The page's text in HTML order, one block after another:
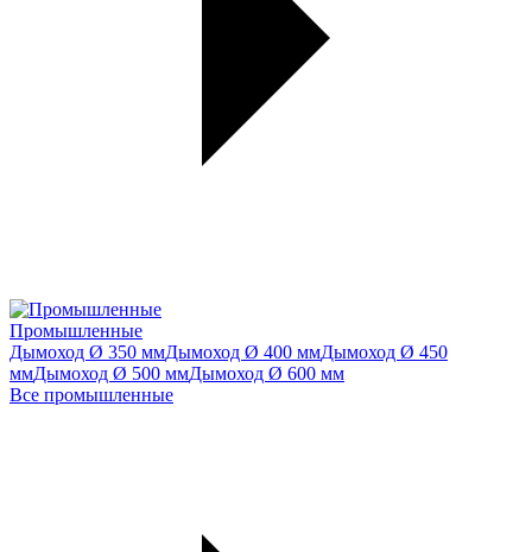
Промышленные
Дымоход Ø 350 ммДымоход Ø 400 ммДымоход Ø 450
ммДымоход Ø 500 ммДымоход Ø 600 мм
Все промышленные